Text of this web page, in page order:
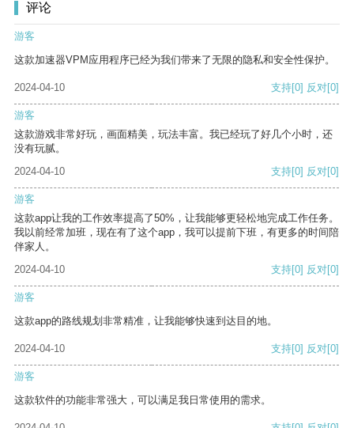
评论
游客
这款加速器VPM应用程序已经为我们带来了无限的隐私和安全性保护。
2024-04-10 支持[0] 反对[0]
游客
这款游戏非常好玩，画面精美，玩法丰富。我已经玩了好几个小时，还
没有玩腻。
2024-04-10
支持[0] 反对[0]
游客
这款app让我的工作效率提高了50%，让我能够更轻松地完成工作任务。
我以前经常加班，现在有了这个app，我可以提前下班，有更多的时间陪
伴家人。
2024-04-10
支持[0] 反对[0]
游客
这款app的路线规划非常精准，让我能够快速到达目的地。
2024-04-10 支持[0] 反对[0]
游客
这款软件的功能非常强大，可以满足我日常使用的需求。